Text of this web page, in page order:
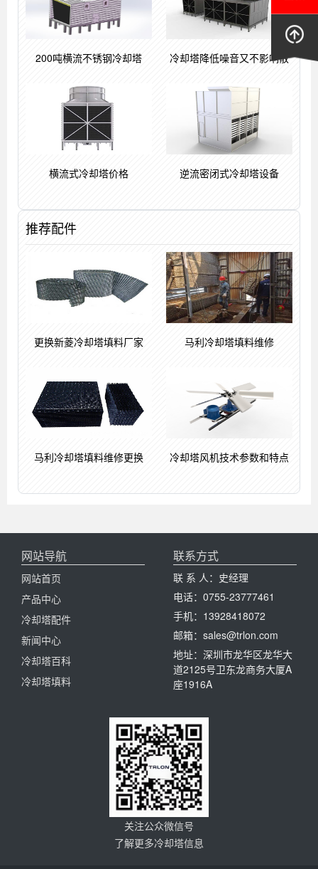
200吨横流不锈钢冷却塔 冷却塔降低噪音又不影响散
横流式冷却塔价格 逆流密闭式冷却塔设备
推荐配件
更换新菱冷却塔填料厂家 马利冷却塔填料维修
马利冷却塔填料维修更换 冷却塔风机技术参数和特点
网站导航
网站首页
产品中心
冷却塔配件
新闻中心
冷却塔百科
冷却塔填料
联系方式
联 系 人：史经理
电话：0755-23777461
手机：13928418072
邮箱：sales@trlon.com
地址：深圳市龙华区龙华大
道2125号卫东龙商务大厦A
座1916A
关注公众微信号
了解更多冷却塔信息